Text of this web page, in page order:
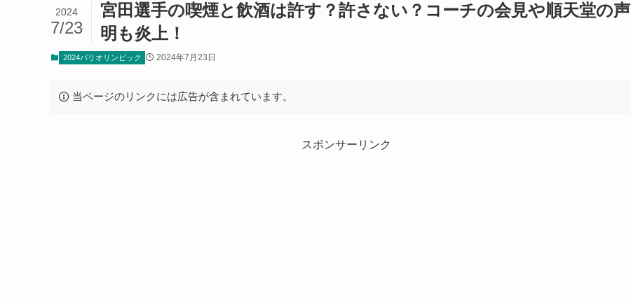
宮田選手の喫煙と飲酒は許す？許さない？コーチの会見や順天堂の声
明も炎上！
2024
7/23
2024パリオリンピック 2024年7月23日
当ページのリンクには広告が含まれています。
スポンサーリンク